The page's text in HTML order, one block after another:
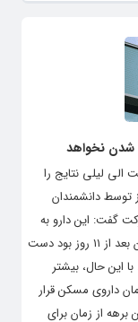
الی لیلی نتایج را
توسط دانشمندان
گفت: این دارو به
هدف اصلی مطالعه که کاهش میزان ویروس بیماران بعد از ۱۱ روز بود دست
این حال، بیشتر
داروی مسکن قرار
برهه از زمان برای